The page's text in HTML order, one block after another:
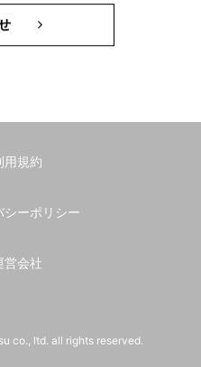
せ
用規約
シーポリシー
営会社
co., ltd. all rights reserved.